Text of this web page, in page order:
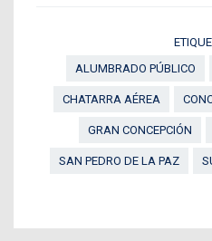
ALUMBRADO PÚBLICO
CHATARRA AÉREA
GRAN CONCEPCIÓN
SAN PEDRO DE LA PAZ